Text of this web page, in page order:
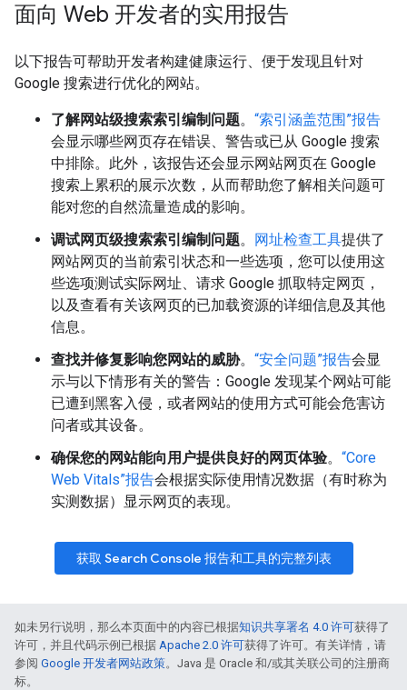
面向 Web 开发者的实用报告
以下报告可帮助开发者构建健康运行、便于发现且针对
Google 搜索进行优化的网站。
了解网站级搜索索引编制问题。 “索引涵盖范围”报告
会显示哪些网页存在错误、警告或已从 Google 搜索
中排除。此外，该报告还会显示网站网页在 Google
搜索上累积的展示次数，从而帮助您了解相关问题可
能对您的自然流量造成的影响。
调试网页级搜索索引编制问题。 网址检查工具提供了
网站网页的当前索引状态和一些选项，您可以使用这
些选项测试实际网址、请求 Google 抓取特定网页，
以及查看有关该网页的已加载资源的详细信息及其他
信息。
查找并修复影响您网站的威胁。 “安全问题”报告会显
示与以下情形有关的警告：Google 发现某个网站可能
已遭到黑客入侵，或者网站的使用方式可能会危害访
问者或其设备。
确保您的网站能向用户提供良好的网页体验。 “Core
Web Vitals”报告会根据实际使用情况数据（有时称为
实测数据）显示网页的表现。
获取 Search Console 报告和工具的完整列表
如未另行说明，那么本页面中的内容已根据知识共享署名 4.0 许可获得了
许可，并且代码示例已根据 Apache 2.0 许可获得了许可。有关详情，请
参阅 Google 开发者网站政策。Java 是 Oracle 和/或其关联公司的注册商
标。